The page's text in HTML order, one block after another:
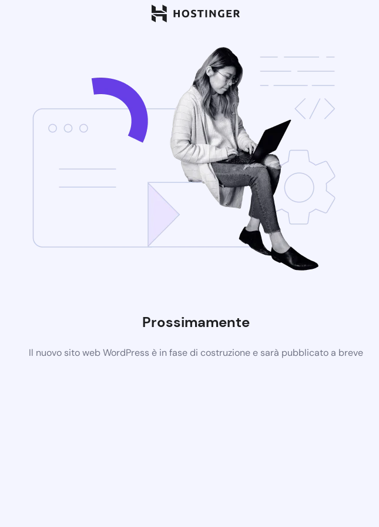
Prossimamente
Il nuovo sito web WordPress è in fase di costruzione e sarà pubblicato a breve